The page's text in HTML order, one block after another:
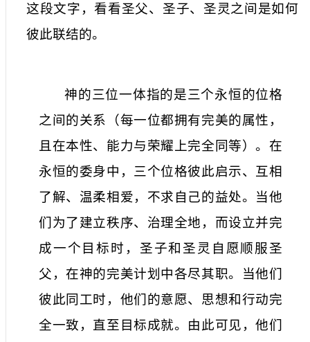
这段文字，看看圣父、圣子、圣灵之间是如何
彼此联结的。
神的三位一体指的是三个永恒的位格
之间的关系（每一位都拥有完美的属性，
且在本性、能力与荣耀上完全同等）。在
永恒的委身中，三个位格彼此启示、互相
了解、温柔相爱，不求自己的益处。当他
们为了建立秩序、治理全地，而设立并完
成一个目标时，圣子和圣灵自愿顺服圣
父，在神的完美计划中各尽其职。当他们
彼此同工时，他们的意愿、思想和行动完
全一致，直至目标成就。由此可见，他们